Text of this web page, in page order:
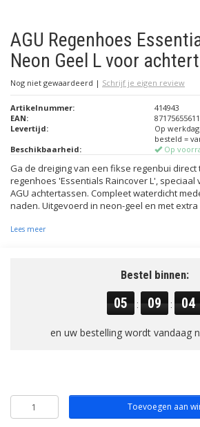
AGU Regenhoes
Neon Geel L voor
Nog niet gewaardeerd | Schrijf je eigen review
Artikelnummer:
414943
EAN:
Levertijd:
Op
besteld =
Beschikbaarheid:
Op
Ga de dreiging van een fikse regenbui direct
regenhoes 'Essentials Raincover L', speciaal
AGU achtertassen. Compleet waterdicht
naden. Uitgevoerd in neon-geel en met
Lees meer
Bestel binnen:
05 : 09 : 04
en uw bestelling wordt vandaag
Toevoegen aan